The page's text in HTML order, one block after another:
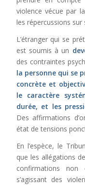
violence vécue par
les répercussions sur
L’étranger qui se
est soumis à un
des contraintes
la personne qui se
concrète et
le caractère
durée, et les
Des affirmations
état de tensions
En l’espèce, le
que les allégations
confirmations non
s’agissant des